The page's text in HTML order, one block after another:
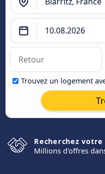
Trouvez un logement
Recherchez
Millions d'offres